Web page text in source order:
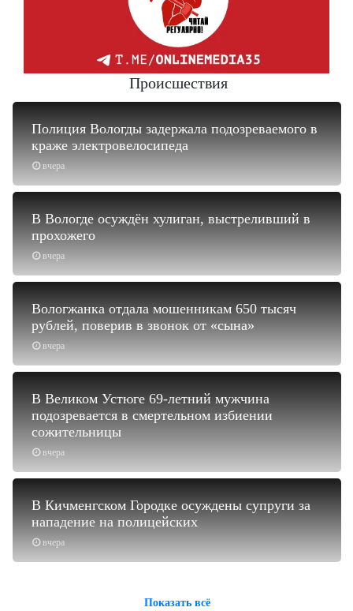
Происшествия
вчера
Полиция Вологды задержала подозреваемого в
краже электровелосипеда
вчера
В Вологде осуждён хулиган, выстреливший в
прохожего
вчера
Вологжанка отдала мошенникам 650 тысяч
рублей, поверив в звонок от «сына»
вчера
В Великом Устюге 69-летний мужчина
подозревается в смертельном избиении
сожительницы
вчера
В Кичменгском Городке осуждены супруги за
нападение на полицейских
Показать всё